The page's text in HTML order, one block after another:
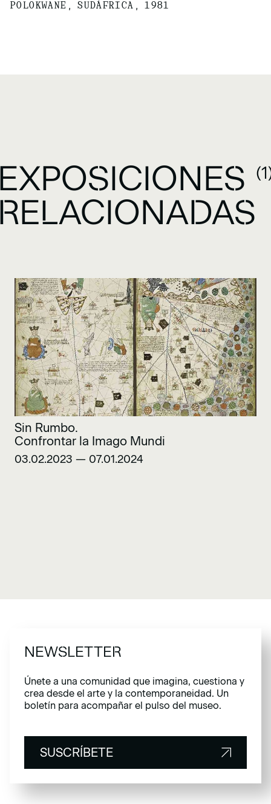
POLOKWANE, SUDÁFRICA, 1981
Sin Rumbo.
Confrontar la Imago Mundi
03.02.2023 — 07.01.2024
NEWSLETTER
Únete a una comunidad que imagina, cuestiona y
crea desde el arte y la contemporaneidad. Un
boletín para acompañar el pulso del museo.
SUSCRÍBETE
SUSCRÍBETE